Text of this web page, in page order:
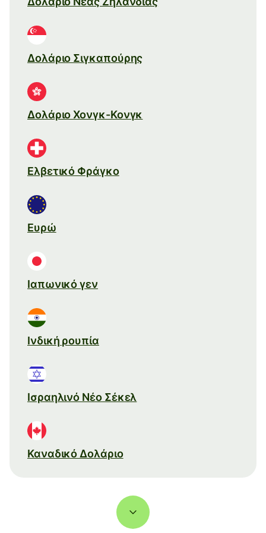
Δολάριο Σιγκαπούρης
Δολάριο Χονγκ-Κονγκ
Ελβετικό Φράγκο
Ευρώ
Ιαπωνικό γεν
Ινδική ρουπία
Ισραηλινό Νέο Σέκελ
Καναδικό Δολάριο